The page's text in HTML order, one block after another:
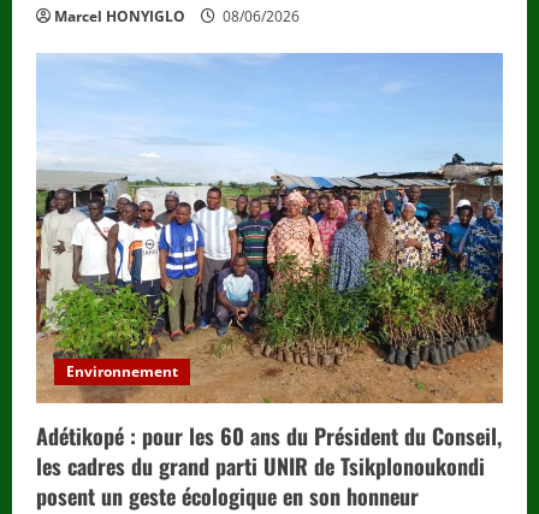
Marcel HONYIGLO 08/06/2026
Environnement
Adétikopé : pour les 60 ans du Président du Conseil,
les cadres du grand parti UNIR de Tsikplonoukondi
posent un geste écologique en son honneur